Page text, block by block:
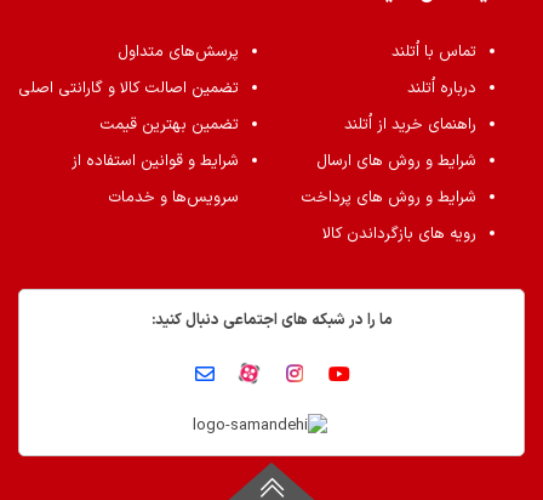
تماس با اُتلند
درباره اُتلند
راهنمای خرید از اُتلند
شرایط و روش های ارسال
شرایط و روش های پرداخت
رویه های بازگرداندن کالا
پرسش‌های متداول
تضمین اصالت کالا و گارانتی اصلی
تضمین بهترین قیمت
شرایط و قوانین استفاده از
سرویس‌ها و خدمات
ما را در شبکه های اجتماعی دنبال کنید: